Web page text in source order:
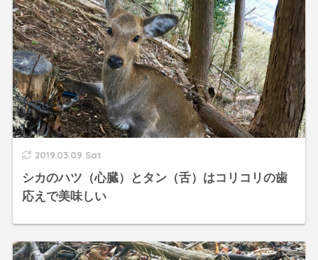
2019.03.09 Sat
シカのハツ（心臓）とタン（舌）はコリコリの歯
応えで美味しい